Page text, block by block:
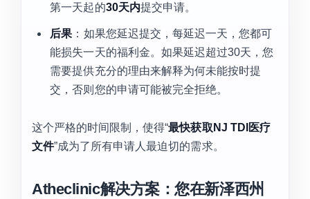
第一天起的30天内提交申请。
后果 ：如果您延迟提交，每延迟一天，您都可
能损失一天的福利金。如果延迟超过30天，您
需要提供充分的理由来解释为何未能按时提
交，否则您的申请可能被完全拒绝。
这个严格的时间限制，使得“最快获取NJ TDI医疗
文件”成为了所有申请人最迫切的需求。
Atheclinic解决方案：您在新泽西州